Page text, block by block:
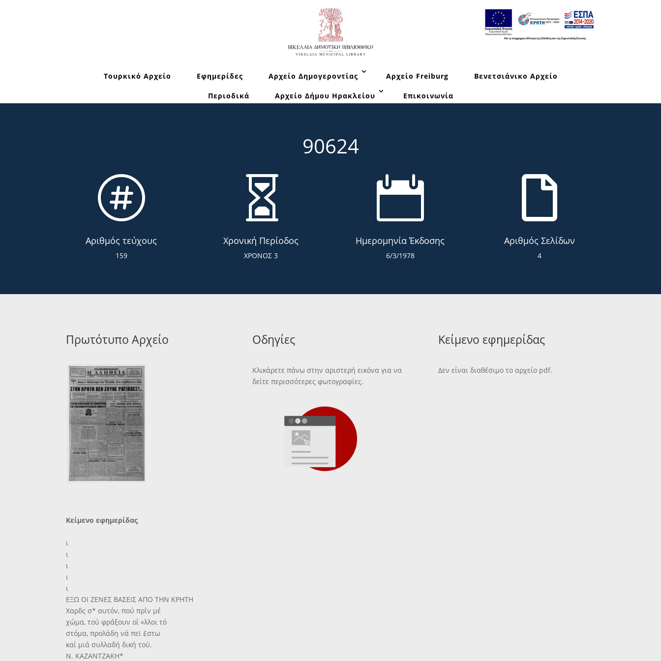
Τουρκικό Αρχείο Εφημερίδες Αρχείο Δημογεροντίας Αρχείο Freiburg Βενετσιάνικο Αρχείο
Περιοδικά Αρχείο Δήμου Ηρακλείου Επικοινωνία
90624

Αριθμός τεύχους
159

Χρονική Περίοδος
ΧΡΟΝΟΣ 3

Ημερομηνία Έκδοσης
6/3/1978

Αριθμός Σελίδων
4
Πρωτότυπο Αρχείο Οδηγίες
Κλικάρετε πάνω στην αριστερή εικόνα για να
δείτε περισσότερες φωτογραφίες.
Κείμενο εφημερίδας
Δεν είναι διαθέσιμο το αρχείο pdf.
Κείμενο εφημερίδας
ι
ι
ι
ι
ι
ΕΞΩ ΟΙ ΖΕΝΕΣ ΒΑΣΕΙΣ ΑΠΟ ΤΗΝ ΚΡΗΤΗ
Χαρδς σ* αυτόν, πού πρΐν μέ
χώμα, τού φράξουν οί «λλοι τό
στόμα, προλάδη νά πεϊ £στω
καί μιά συλλαδή δική τού.
Ν. ΚΑΖΑΝΤΖΑΚΗ*